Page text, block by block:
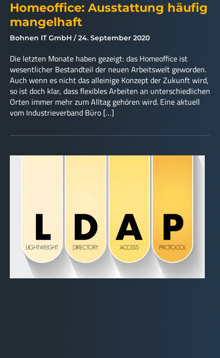
Homeoffice: Ausstattung häufig
mangelhaft
Bohnen IT GmbH 24. September 2020
Die letzten Monate haben gezeigt: das Homeoffice ist
wesentlicher Bestandteil der neuen Arbeitswelt geworden.
Auch wenn es nicht das alleinige Konzept der Zukunft wird,
so ist doch klar, dass flexibles Arbeiten an unterschiedlichen
Orten immer mehr zum Alltag gehören wird. Eine aktuell
vom Industrieverband Büro […]